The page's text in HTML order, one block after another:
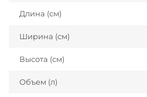
Длина (см)
Ширина (см)
Высота (см)
Объем (л)